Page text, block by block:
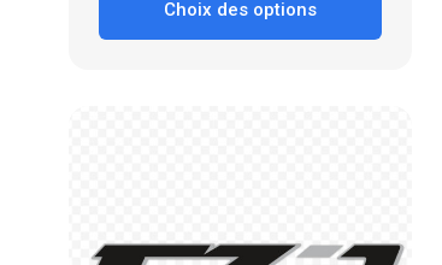
Choix des options